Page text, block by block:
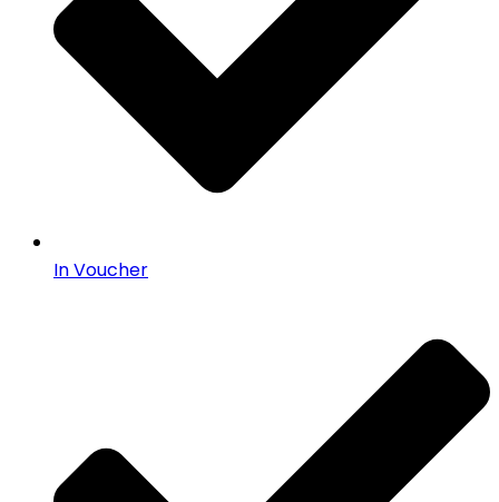
In Voucher